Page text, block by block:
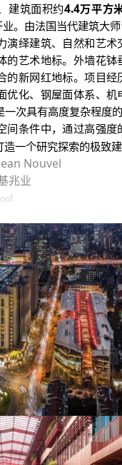
建筑面积约4.4万平方
业。由法国当代建筑大师
绎建筑、自然和艺术
的艺术地标。外墙花钵
的新网红地标。项目经
优化、钢屋面体系、机
次具有高度复杂程度的
间条件中，通过高强度
一个研究探索的极致建
Nouvel
兆业